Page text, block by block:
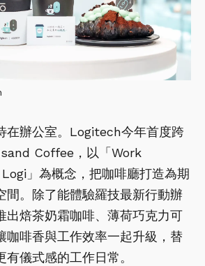
在辦公室。Logitech今年首度跨
Coffee，以「Work
」為概念，把咖啡廳打造為期
間。除了能體驗羅技最新行動辦
出焙茶奶霜咖啡、薄荷巧克力可
咖啡香與工作效率一起升級，替
儀式感的工作日常。